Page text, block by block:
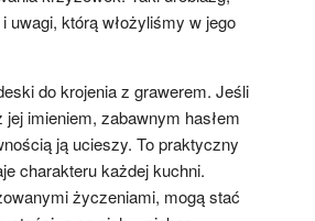
którą włożyliśmy w jego
do krojenia z grawerem. Jeśli
imieniem, zabawnym hasłem
ją ucieszy. To praktyczny
charakteru każdej kuchni.
życzeniami, mogą stać